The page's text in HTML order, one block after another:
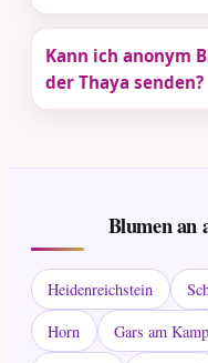
Kann ich anonym
der Thaya senden?
Blumen an
Heidenreichstein
Horn
Gars am Kamp